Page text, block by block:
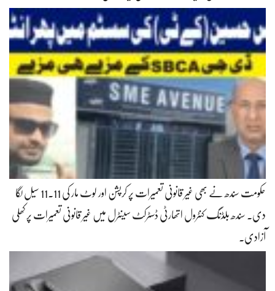
حکومت سندھ نے بھی غیر قانونی تعمیرات پر کرپشن اور لوٹ مار کی 11.11 سیل لگا
دی۔ سندھ بلڈنگ کنٹرول اتھارٹی ڈسٹرکٹ سینٹرل میں غیر قانونی تعمیرات پر کھلی
آزادی۔